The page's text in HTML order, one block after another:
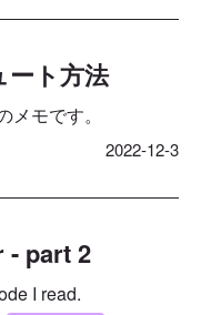
ト方法
モです。
2022-12-3
- part 2
I read.